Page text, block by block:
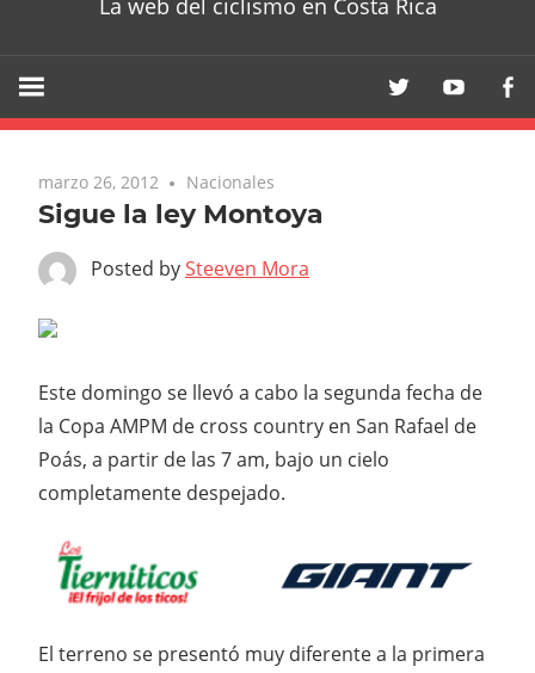
La web del ciclismo en Costa Rica
marzo 26, 2012 Nacionales
Sigue la ley Montoya
Posted bySteeven Mora
Este domingo se llevó a cabo la segunda fecha de
la Copa AMPM de cross country en San Rafael de
Poás, a partir de las 7 am, bajo un cielo
completamente despejado.
El terreno se presentó muy diferente a la primera